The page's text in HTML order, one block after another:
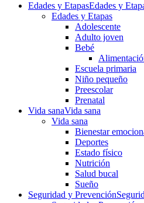
Edades y EtapasEdades y
Edades y Etapas
Adolescente
Adulto joven
Bebé
Escuela primaria
Niño pequeño
Preescolar
Prenatal
Vida sanaVida sana
Vida sana
Bienestar
Deportes
Estado físico
Nutrición
Salud bucal
Sueño
Seguridad y Prevención